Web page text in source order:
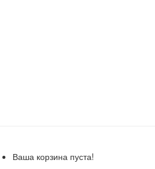
Ваша корзина пуста!